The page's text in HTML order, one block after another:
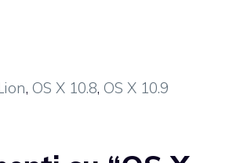
, OS X 10.8, OS X 10.9